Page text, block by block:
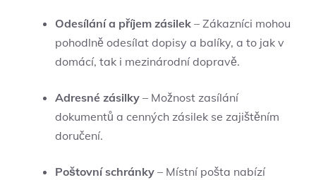
Odesílání a příjem zásilek – Zákazníci mohou
pohodlně odesílat dopisy a balíky, a to jak v
domácí, tak i mezinárodní dopravě.
Adresné zásilky – Možnost zasílání
dokumentů a cenných zásilek se zajištěním
doručení.
Poštovní schránky – Místní pošta nabízí